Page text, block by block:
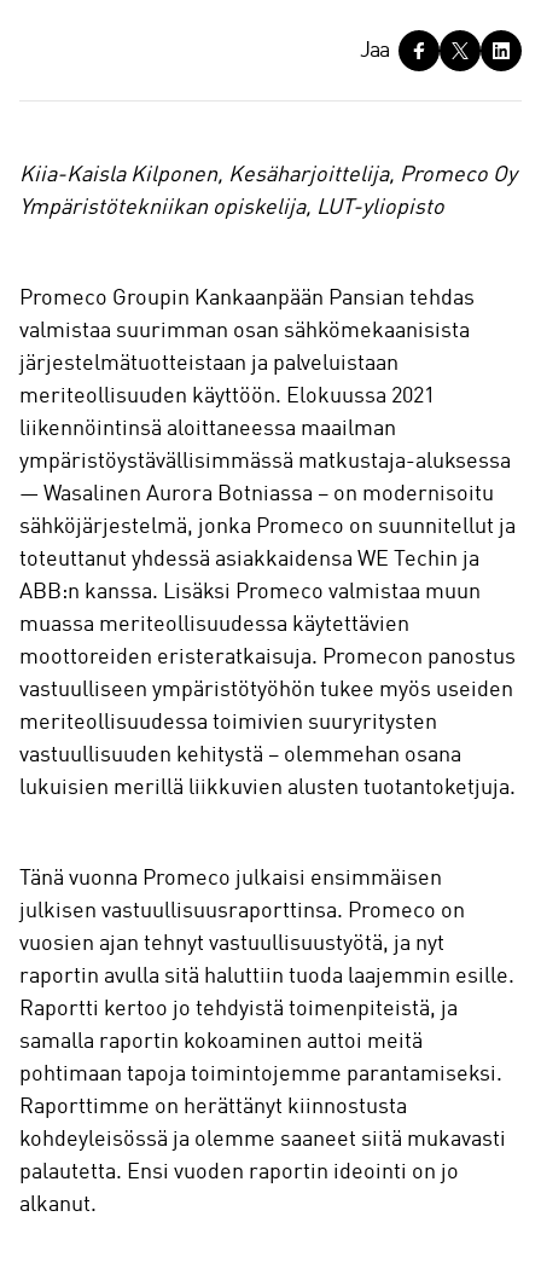
a
Jaa
Kiia-Kaisla Kilponen, Kesäharjoittelija, Promeco Oy
Ympäristötekniikan opiskelija, LUT-yliopisto
Promeco Groupin Kankaanpään Pansian tehdas
valmistaa suurimman osan sähkömekaanisista
järjestelmätuotteistaan ja palveluistaan
meriteollisuuden käyttöön. Elokuussa 2021
liikennöintinsä aloittaneessa maailman
ympäristöystävällisimmässä matkustaja-aluksessa
— Wasalinen Aurora Botniassa – on modernisoitu
sähköjärjestelmä, jonka Promeco on suunnitellut ja
toteuttanut yhdessä asiakkaidensa WE Techin ja
ABB:n kanssa. Lisäksi Promeco valmistaa muun
muassa meriteollisuudessa käytettävien
moottoreiden eristeratkaisuja. Promecon panostus
vastuulliseen ympäristötyöhön tukee myös useiden
meriteollisuudessa toimivien suuryritysten
vastuullisuuden kehitystä – olemmehan osana
lukuisien merillä liikkuvien alusten tuotantoketjuja.
Tänä vuonna Promeco julkaisi ensimmäisen
julkisen vastuullisuusraporttinsa. Promeco on
vuosien ajan tehnyt vastuullisuustyötä, ja nyt
raportin avulla sitä haluttiin tuoda laajemmin esille.
Raportti kertoo jo tehdyistä toimenpiteistä, ja
samalla raportin kokoaminen auttoi meitä
pohtimaan tapoja toimintojemme parantamiseksi.
Raporttimme on herättänyt kiinnostusta
kohdeyleisössä ja olemme saaneet siitä mukavasti
palautetta. Ensi vuoden raportin ideointi on jo
alkanut.